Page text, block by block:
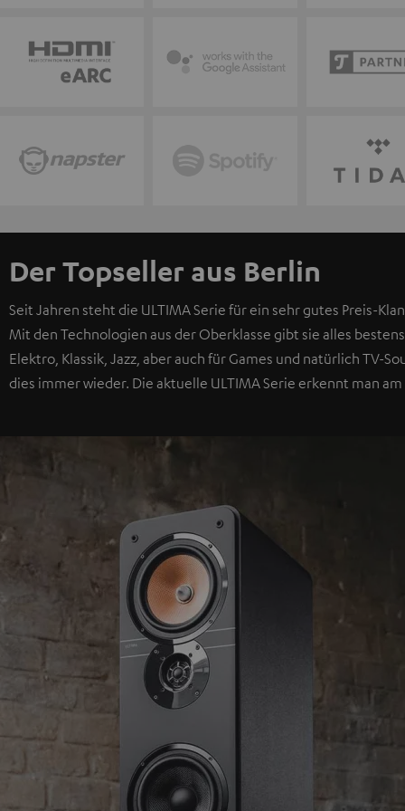
Der Topseller aus Berlin
Seit Jahren steht die ULTIMA Serie für ein sehr gutes Preis-
Mit den Technologien aus der Oberklasse gibt sie alles
Elektro, Klassik, Jazz, aber auch für Games und natürlich TV-
dies immer wieder. Die aktuelle ULTIMA Serie erkennt man